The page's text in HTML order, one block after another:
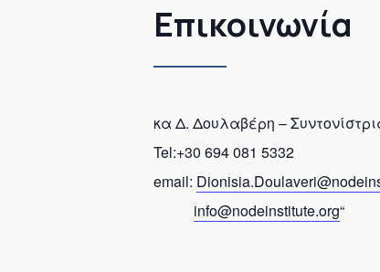
Επικοινωνία
κα Δ. Δουλαβέρη –
Tel:+30 694 081 5332
email: Dionisia.Doulaveri@
info@nodeinstitute.org“